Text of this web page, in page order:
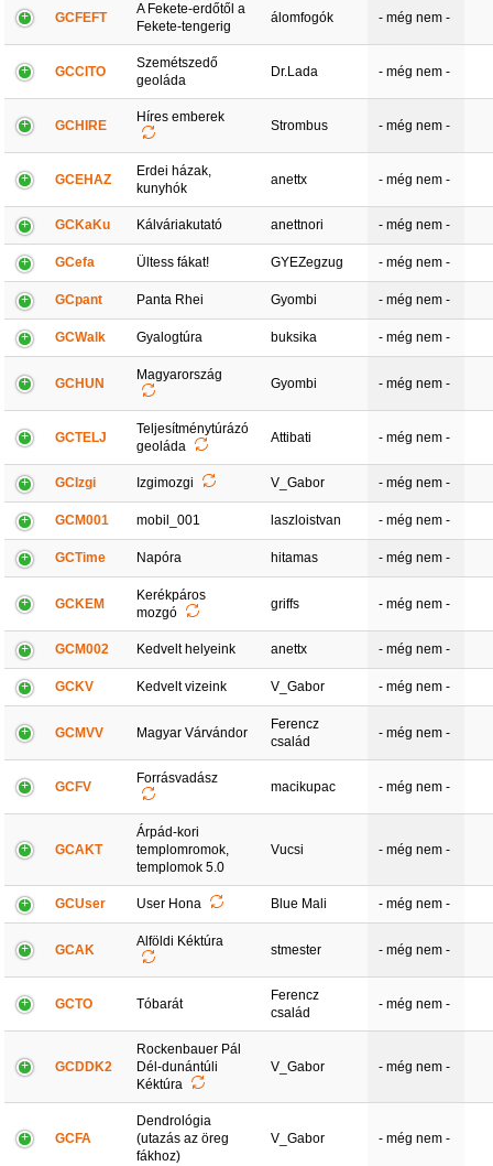
GCFEFT
A Fekete-erdőtől a
Fekete-tengerig
álomfogók - még nem -
GCCITO
Szemétszedő
geoláda
Dr.Lada - még nem -
GCHIRE
Híres emberek
Strombus - még nem -
GCEHAZ
Erdei házak,
kunyhók
anettx - még nem -
GCKaKu Kálváriakutató anettnori - még nem -
GCefa Ültess fákat! GYEZegzug - még nem -
GCpant Panta Rhei Gyombi - még nem -
GCWalk Gyalogtúra buksika - még nem -
GCHUN
Magyarország
Gyombi - még nem -
GCTELJ
Teljesítménytúrázó
geoláda
Attibati - még nem -
GCIzgi Izgimozgi V_Gabor - még nem -
GCM001 mobil_001 laszloistvan - még nem -
GCTime Napóra hitamas - még nem -
GCKEM
Kerékpáros
mozgó
griffs - még nem -
GCM002 Kedvelt helyeink anettx - még nem -
GCKV Kedvelt vizeink V_Gabor - még nem -
GCMVV Magyar Várvándor
Ferencz
család
- még nem -
GCFV
Forrásvadász
macikupac - még nem -
GCAKT
Árpád-kori
templomromok,
templomok 5.0
Vucsi - még nem -
GCUser User Hona Blue Mali - még nem -
GCAK
Alföldi Kéktúra
stmester - még nem -
GCTO Tóbarát
Ferencz
család
- még nem -
GCDDK2
Rockenbauer Pál
Dél-dunántúli
Kéktúra
V_Gabor - még nem -
GCFA
Dendrológia
(utazás az öreg
fákhoz)
V_Gabor - még nem -